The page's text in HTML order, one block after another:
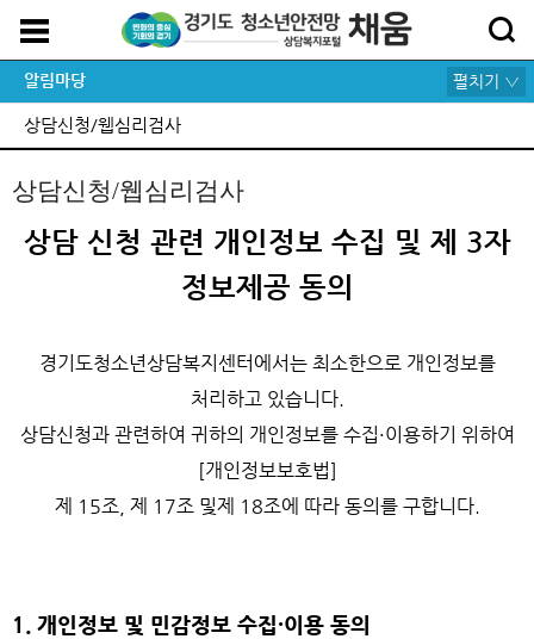
알림마당
상담신청/웹심리검사
펼치기 ▽
상담신청/웹심리검사
상담 신청 관련 개인정보 수집 및 제 3자
정보제공 동의
경기도청소년상담복지센터에서는 최소한으로 개인정보를
처리하고 있습니다.
상담신청과 관련하여 귀하의 개인정보를 수집·이용하기 위하여
[개인정보보호법]
제 15조, 제 17조 및제 18조에 따라 동의를 구합니다.
1. 개인정보 및 민감정보 수집·이용 동의